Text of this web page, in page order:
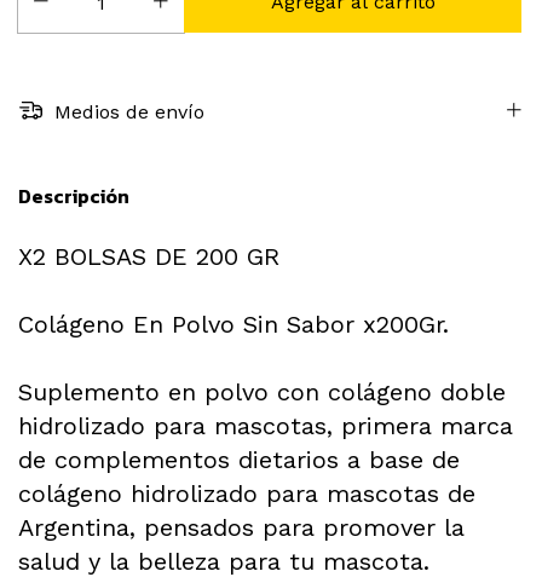
Medios de envío
Descripción
X2 BOLSAS DE 200 GR
Colágeno En Polvo Sin Sabor x200Gr.
Suplemento en polvo con colágeno doble
hidrolizado para mascotas, primera marca
de complementos dietarios a base de
colágeno hidrolizado para mascotas de
Argentina, pensados para promover la
salud y la belleza para tu mascota.